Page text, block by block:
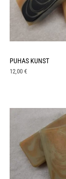
PUHAS KUNST
12,00 €